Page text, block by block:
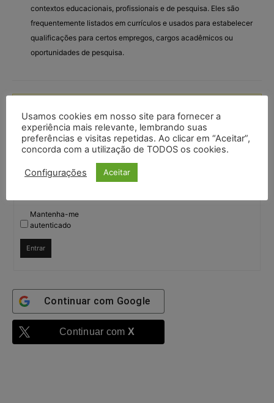
contextos educacionais, profissionais e de pesquisa. Eles são
frequentemente listados em currículos e usados para estabelecer
qualificações para certos empregos, cargos acadêmicos ou
oportunidades de pesquisa.
Nome de usuário:
Senha:
Mantenha-me
autenticado
Entrar
Continuar com Google
Continuar com X
Usamos cookies em nosso site para fornecer a
experiência mais relevante, lembrando suas
preferências e visitas repetidas. Ao clicar em “Aceitar”,
concorda com a utilização de TODOS os cookies.
Configurações Aceitar